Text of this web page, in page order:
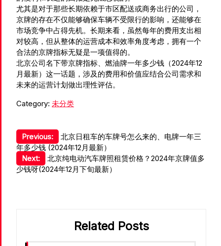
尤其是对于那些长期依赖于市区配送或商务出行的公司，
京牌的存在不仅能够确保车辆不受限行的影响，还能够在
市场竞争中占得先机。长期来看，虽然每年的费用支出相
对较高，但从整体的运营成本和效率角度考虑，拥有一个
合法的京牌指标无疑是一项值得的。
北京公司名下带京牌指标、燃油牌一年多少钱（2024年12
月最新）这一话题，涉及的费用和价值应结合公司需求和
未来的运营计划做出理性评估。
Category: 未分类
文
章
导
Previous:
北京日租车的车牌号怎么来的、电牌一年三
年多少钱 (2024年12月最新）
Next:
北京纯电动汽车牌照租赁价格？2024年京牌值多
少钱呀(2024年12月下旬最新）
Related Posts